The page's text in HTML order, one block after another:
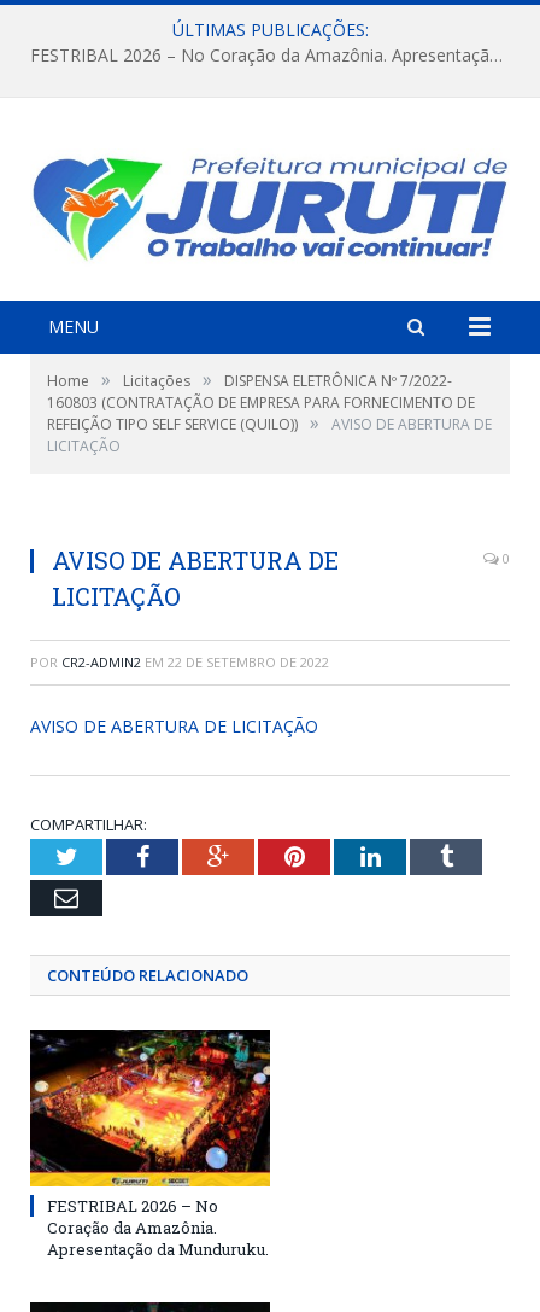
ÚLTIMAS PUBLICAÇÕES:
FESTRIBAL 2026 – No Coração da Amazônia. Apresentação da Munduruku.
MENU
Home » Licitações »
DISPENSA ELETRÔNICA Nº 7/2022-
160803 (CONTRATAÇÃO DE EMPRESA PARA FORNECIMENTO DE
REFEIÇÃO TIPO SELF SERVICE (QUILO)) »
AVISO DE ABERTURA DE
LICITAÇÃO
AVISO DE ABERTURA DE
LICITAÇÃO
0
POR CR2-ADMIN2 EM 22 DE SETEMBRO DE 2022
AVISO DE ABERTURA DE LICITAÇÃO
COMPARTILHAR:
TwitterFacebookGoogle+PinterestLinkedInTumblr
Email
CONTEÚDO RELACIONADO
FESTRIBAL 2026 – No
Coração da Amazônia.
Apresentação da Munduruku.